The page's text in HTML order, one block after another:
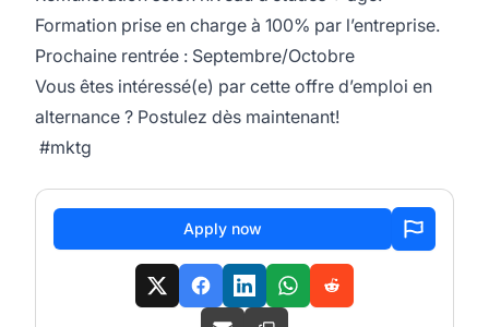
Formation prise en charge à 100% par l’entreprise.
Prochaine rentrée : Septembre/Octobre
Vous êtes intéressé(e) par cette offre d’emploi en
alternance ? Postulez dès maintenant!
#mktg
Apply now